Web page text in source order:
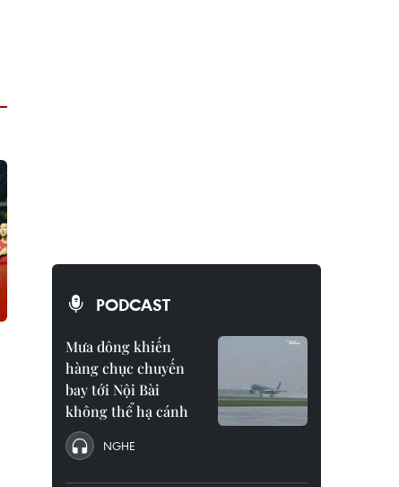
PODCAST
Mưa dông khiến
hàng chục chuyến
bay tới Nội Bài
không thể hạ cánh
NGHE